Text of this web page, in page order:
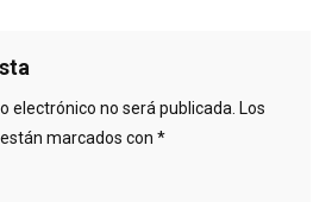
electrónico no será publicada. Los
marcados con *